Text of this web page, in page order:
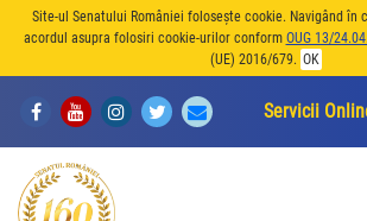
Site-ul Senatului României folosește cookie. Navigând în
acordul asupra folosiri cookie-urilor conform OUG 13/
(UE) 2016/679. OK
Servicii